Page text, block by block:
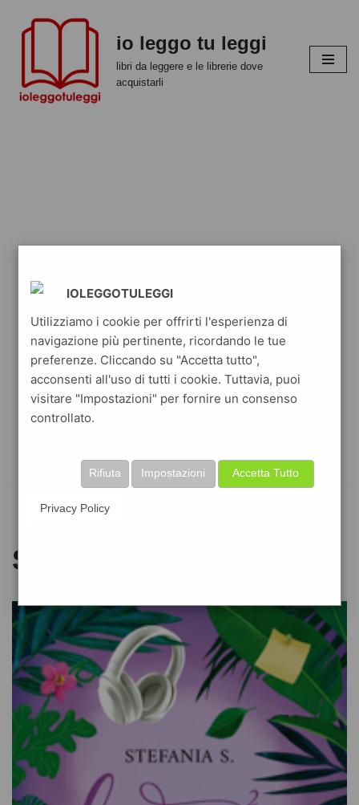
contenuto
io leggo tu leggi
libri da leggere e le librerie dove
acquistarli
Stefania S.
IOLEGGOTULEGGI
Utilizziamo i cookie per offrirti l'esperienza di
navigazione più pertinente, ricordando le tue
preferenze. Cliccando su "Accetta tutto",
acconsenti all'uso di tutti i cookie. Tuttavia, puoi
visitare "Impostazioni" per fornire un consenso
controllato.
Accetta Tutto
Impostazioni
Rifiuta
Privacy Policy